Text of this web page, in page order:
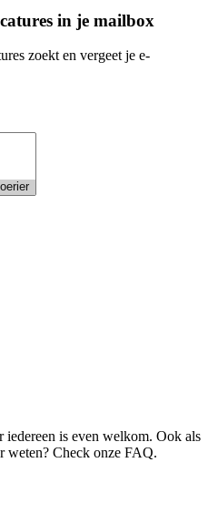
in je mailbox
zoekt en vergeet je e-
iedereen is even welkom. Ook als
weten? Check onze FAQ.